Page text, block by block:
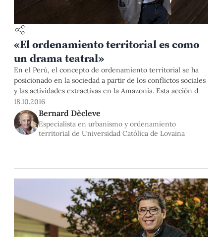
«El ordenamiento territorial es como
un drama teatral»
En el Perú, el concepto de ordenamiento territorial se ha
posicionado en la sociedad a partir de los conflictos sociales
y las actividades extractivas en la Amazonía. Esta acción del
Estado es, en realidad, aplicable tanto a áreas rurales como
urbanas. El Dr. Bernard Dècleve, especialista en urbanismo
y ordenamiento territorial de la Universidad Católica de
Lovania, visitó la PUCP a propósito del “Seminario
18.10.2016
Bernard Dècleve
Especialista en urbanismo y ordenamiento
territorial de Universidad Católica de Lovaina